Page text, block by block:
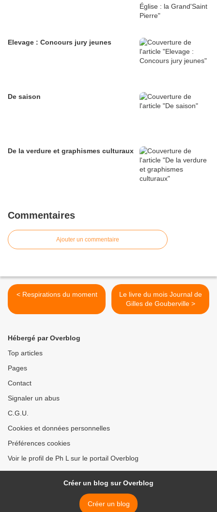
Elevage : Concours jury jeunes
De saison
De la verdure et graphismes culturaux
Commentaires
Ajouter un commentaire
< Respirations du moment
Le livre du mois Journal de
Gilles de Gouberville >
Hébergé par Overblog
Top articles
Pages
Contact
Signaler un abus
C.G.U.
Cookies et données personnelles
Préférences cookies
Voir le profil de Ph L sur le portail Overblog
Créer un blog sur Overblog
Créer un blog